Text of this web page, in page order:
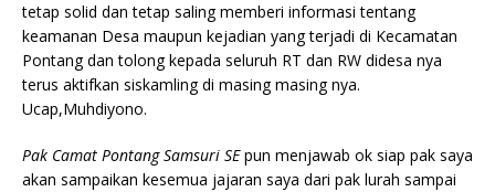
tetap solid dan tetap saling memberi informasi tentang
keamanan Desa maupun kejadian yang terjadi di Kecamatan
Pontang dan tolong kepada seluruh RT dan RW didesa nya
terus aktifkan siskamling di masing masing nya.
Ucap,Muhdiyono.
Pak Camat Pontang Samsuri SEpun menjawab ok siap pak saya
akan sampaikan kesemua jajaran saya dari pak lurah sampai